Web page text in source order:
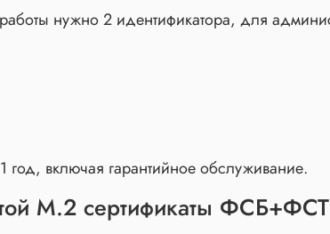
нужно 2 идентификатора, для
год, включая гарантийное обслуживание.
M.2 сертификаты